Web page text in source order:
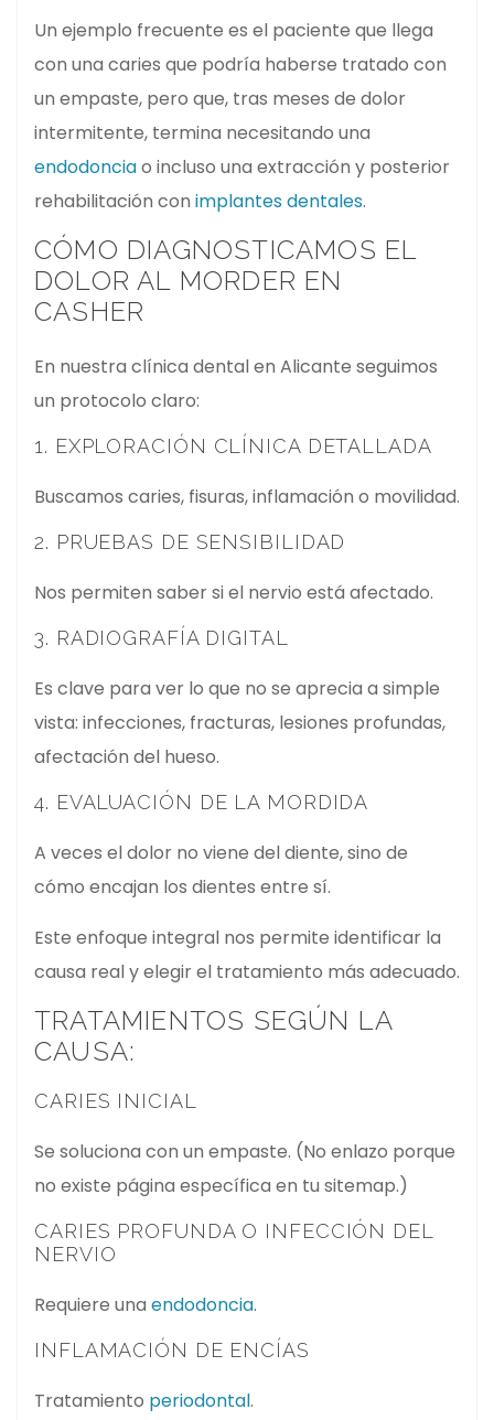
Un ejemplo frecuente es el paciente que llega
con una caries que podría haberse tratado con
un empaste, pero que, tras meses de dolor
intermitente, termina necesitando una
endodonciao incluso una extracción y posterior
rehabilitación con implantes dentales.
CÓMO DIAGNOSTICAMOS EL
DOLOR AL MORDER EN
CASHER
En nuestra clínica dental en Alicante seguimos
un protocolo claro:
1. EXPLORACIÓN CLÍNICA DETALLADA
Buscamos caries, fisuras, inflamación o movilidad.
2. PRUEBAS DE SENSIBILIDAD
Nos permiten saber si el nervio está afectado.
3. RADIOGRAFÍA DIGITAL
Es clave para ver lo que no se aprecia a simple
vista: infecciones, fracturas, lesiones profundas,
afectación del hueso.
4. EVALUACIÓN DE LA MORDIDA
A veces el dolor no viene del diente, sino de
cómo encajan los dientes entre sí.
Este enfoque integral nos permite identificar la
causa real y elegir el tratamiento más adecuado.
TRATAMIENTOS SEGÚN LA
CAUSA:
CARIES INICIAL
Se soluciona con un empaste. (No enlazo porque
no existe página específica en tu sitemap.)
CARIES PROFUNDA O INFECCIÓN DEL
NERVIO
Requiere una endodoncia.
INFLAMACIÓN DE ENCÍAS
Tratamiento periodontal.